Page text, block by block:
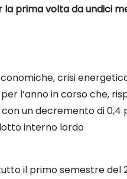
la prima volta da undici
crisi
l’anno in corso che,
con un decremento di 0,4
interno lordo
il primo semestre del